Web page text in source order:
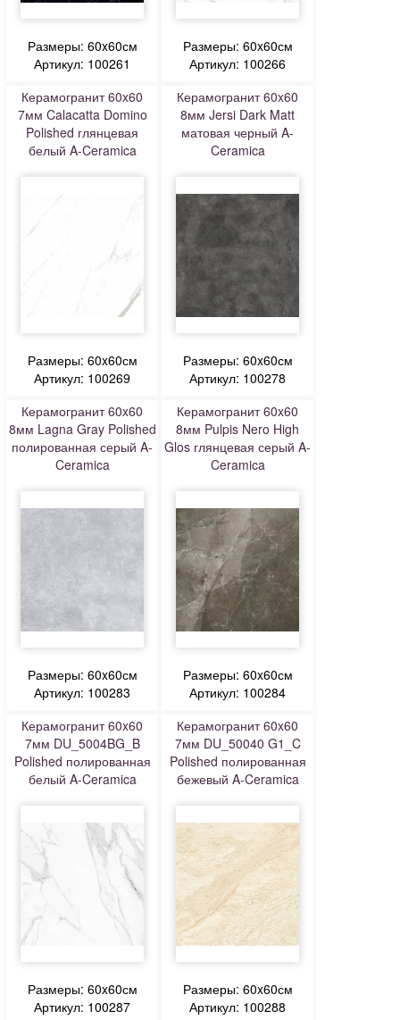
Размеры: 60x60см
Артикул: 100261
Размеры: 60x60см
Артикул: 100266
Керамогранит 60x60
7мм Calacatta Domino
Polished глянцевая
белый A-Ceramica
Размеры: 60x60см
Артикул: 100269
Керамогранит 60x60
8мм Jersi Dark Matt
матовая черный A-
Ceramica
Размеры: 60x60см
Артикул: 100278
Керамогранит 60x60
8мм Lagna Gray Polished
полированная серый A-
Ceramica
Размеры: 60x60см
Артикул: 100283
Керамогранит 60x60
8мм Pulpis Nero High
Glos глянцевая серый A-
Ceramica
Размеры: 60x60см
Артикул: 100284
Керамогранит 60x60
7мм DU_5004BG_B
Polished полированная
белый A-Ceramica
Размеры: 60x60см
Артикул: 100287
Керамогранит 60x60
7мм DU_50040 G1_C
Polished полированная
бежевый A-Ceramica
Размеры: 60x60см
Артикул: 100288